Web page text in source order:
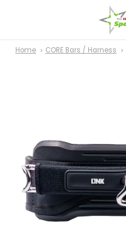
Home CORE Bars / Harness